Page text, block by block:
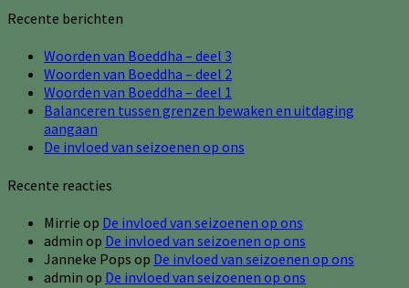
Recente berichten
Woorden van Boeddha – deel 3
Woorden van Boeddha – deel 2
Woorden van Boeddha – deel 1
Balanceren tussen grenzen bewaken en uitdaging
aangaan
De invloed van seizoenen op ons
Recente reacties
Mirrie op De invloed van seizoenen op ons
admin op De invloed van seizoenen op ons
Janneke Pops op De invloed van seizoenen op ons
admin op De invloed van seizoenen op ons